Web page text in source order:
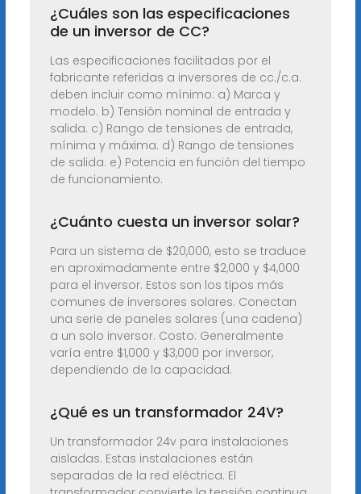
¿Cuáles son las especificaciones
de un inversor de CC?
Las especificaciones facilitadas por el
fabricante referidas a inversores de cc./c.a.
deben incluir como mínimo: a) Marca y
modelo. b) Tensión nominal de entrada y
salida. c) Rango de tensiones de entrada,
mínima y máxima. d) Rango de tensiones
de salida. e) Potencia en función del tiempo
de funcionamiento.
¿Cuánto cuesta un inversor solar?
Para un sistema de $20,000, esto se traduce
en aproximadamente entre $2,000 y $4,000
para el inversor. Estos son los tipos más
comunes de inversores solares. Conectan
una serie de paneles solares (una cadena)
a un solo inversor. Costo: Generalmente
varía entre $1,000 y $3,000 por inversor,
dependiendo de la capacidad.
¿Qué es un transformador 24V?
Un transformador 24v para instalaciones
aisladas. Estas instalaciones están
separadas de la red eléctrica. El